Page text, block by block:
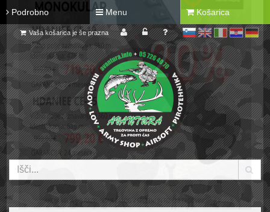
Podrobno Menu Košarica
sl en it hr de
Vaša košarica je še prazna